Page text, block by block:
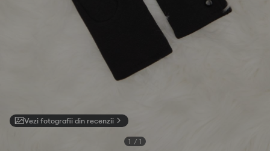
Vezi fotografii din recenzii
1 / 1